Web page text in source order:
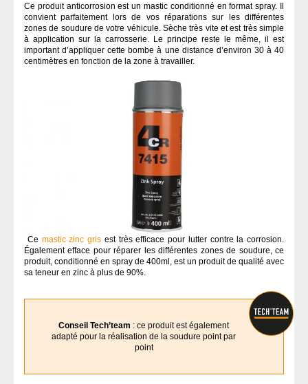
Ce produit anticorrosion est un mastic conditionné en format spray. Il
convient parfaitement lors de vos réparations sur les différentes
zones de soudure de votre véhicule. Sèche très vite et est très simple
à application sur la carrosserie. Le principe reste le même, il est
important d’appliquer cette bombe à une distance d’environ 30 à 40
centimètres en fonction de la zone à travailler.
Ce mastic zinc gris est très efficace pour lutter contre la corrosion.
Également efface pour réparer les différentes zones de soudure, ce
produit, conditionné en spray de 400ml, est un produit de qualité avec
sa teneur en zinc à plus de 90%.
Conseil Tech’team : ce produit est également
adapté pour la réalisation de la soudure point par
point